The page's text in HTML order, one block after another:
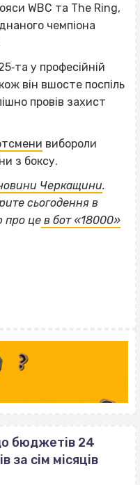
WBC та The Ring,
чемпіона
у професійній
він вшосте поспіль
провів захист
вибороли
з боксу.
Черкащини.
сьогодення в
про це в бот «18000»
бюджетів 24
за сім місяців